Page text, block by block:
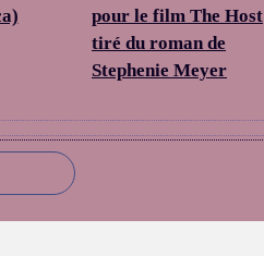
pour le film The Host
tiré du roman de
Stephenie Meyer